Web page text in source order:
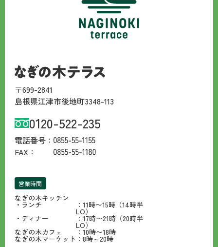
〒699-2841
島根県江津市後地町3348-113
0120-522-235
電話番号：
FAX：
営業時間
なぎの木キッチン
・ランチ ：11時〜15時（14時半
LO）
・ディナー ：17時〜21時（20時半
LO）
なぎの木カフェ ：10時〜18時
なぎの木マーケット ：8時～20時